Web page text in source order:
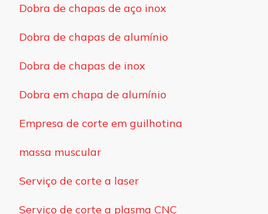
Dobra de chapas de aço inox
Dobra de chapas de alumínio
Dobra de chapas de inox
Dobra em chapa de alumínio
Empresa de corte em guilhotina
massa muscular
Serviço de corte a laser
Serviço de corte a plasma CNC